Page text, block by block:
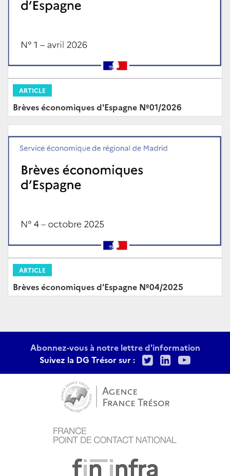
ARTICLE
Brèves économiques d'Espagne Nº01/2026
ARTICLE
Brèves économiques d'Espagne Nº04/2025
Abonnez-vous à notre lettre d'information
Suivez la DG Trésor sur :
TwitterLinkedIn